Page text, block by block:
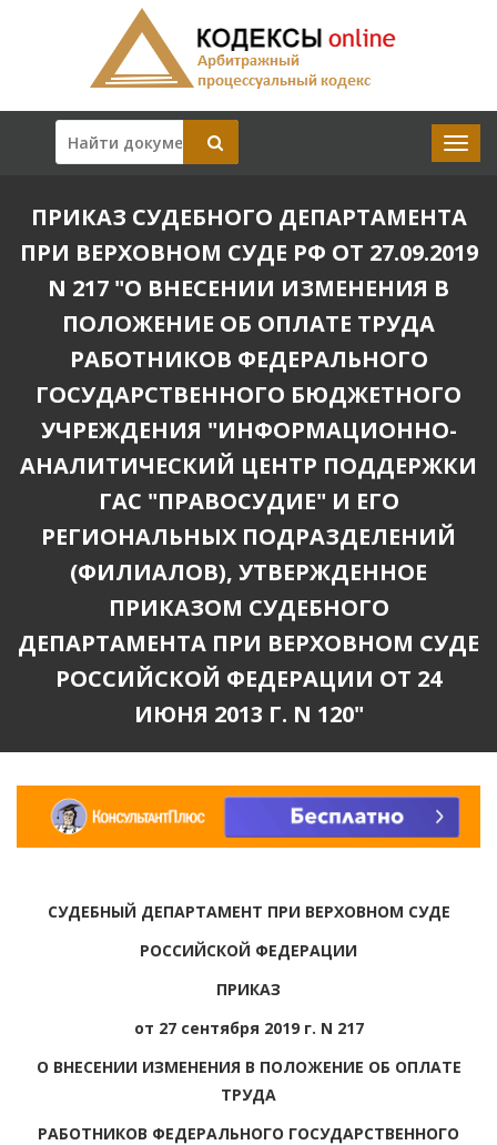
ПРИКАЗ СУДЕБНОГО ДЕПАРТАМЕНТА
ПРИ ВЕРХОВНОМ СУДЕ РФ ОТ 27.09.2019
N 217 "О ВНЕСЕНИИ ИЗМЕНЕНИЯ В
ПОЛОЖЕНИЕ ОБ ОПЛАТЕ ТРУДА
РАБОТНИКОВ ФЕДЕРАЛЬНОГО
ГОСУДАРСТВЕННОГО БЮДЖЕТНОГО
УЧРЕЖДЕНИЯ "ИНФОРМАЦИОННО-
АНАЛИТИЧЕСКИЙ ЦЕНТР ПОДДЕРЖКИ
ГАС "ПРАВОСУДИЕ" И ЕГО
РЕГИОНАЛЬНЫХ ПОДРАЗДЕЛЕНИЙ
(ФИЛИАЛОВ), УТВЕРЖДЕННОЕ
ПРИКАЗОМ СУДЕБНОГО
ДЕПАРТАМЕНТА ПРИ ВЕРХОВНОМ СУДЕ
РОССИЙСКОЙ ФЕДЕРАЦИИ ОТ 24
ИЮНЯ 2013 Г. N 120"
СУДЕБНЫЙ ДЕПАРТАМЕНТ ПРИ ВЕРХОВНОМ СУДЕ
РОССИЙСКОЙ ФЕДЕРАЦИИ
ПРИКАЗ
от 27 сентября 2019 г. N 217
О ВНЕСЕНИИ ИЗМЕНЕНИЯ В ПОЛОЖЕНИЕ ОБ ОПЛАТЕ
ТРУДА
РАБОТНИКОВ ФЕДЕРАЛЬНОГО ГОСУДАРСТВЕННОГО